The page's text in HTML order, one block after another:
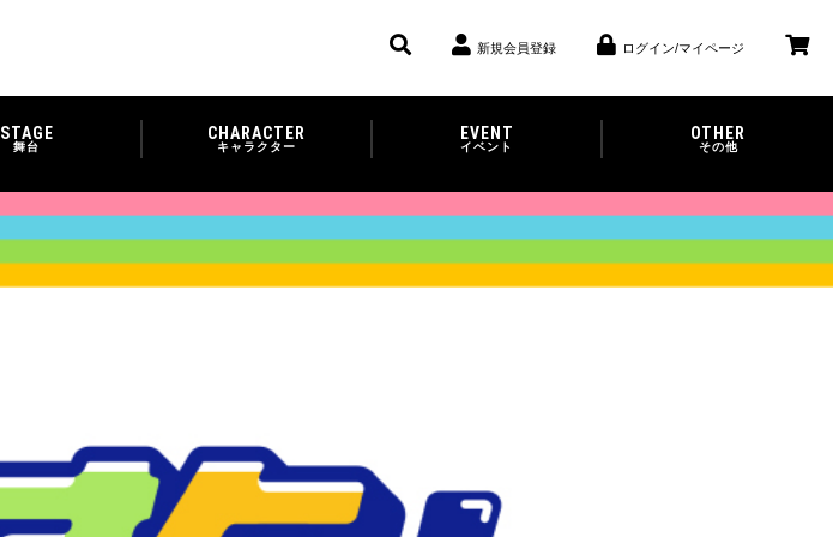
新規会員登録 ログイン/マイページ
STAGE
舞台
CHARACTER
キャラクター
EVENT
イベント
OTHER
その他